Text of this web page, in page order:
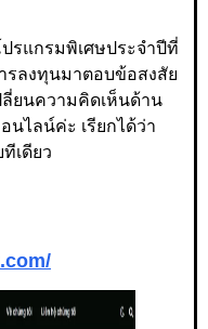
รแกรมพิเศษประจำปีที่
รลงทุนมาตอบข้อสงสัย
ลี่ยนความคิดเห็นด้าน
นไลน์ค่ะ เรียกได้ว่า
เดียว